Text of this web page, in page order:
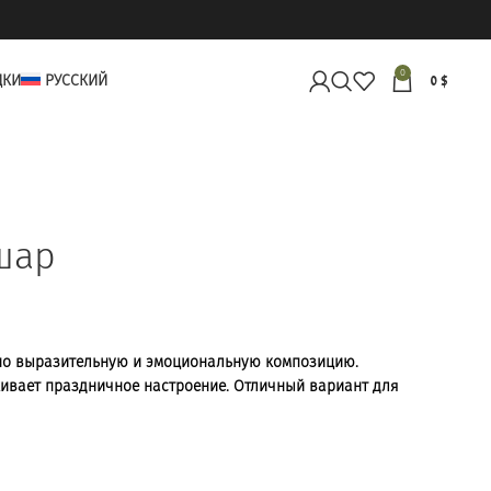
РУССКИЙ 0
0$
выразительную и эмоциональную композицию.
праздничное настроение. Отличный вариант для